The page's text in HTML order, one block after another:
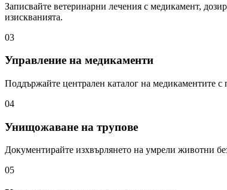
Записвайте ветеринарни лечения с медикамент,
изискванията.
03
Управление на медикаменти
Поддържайте централен каталог на медикаментите
04
Унищожаване на трупове
Документирайте изхвърлянето на умрели животни
05